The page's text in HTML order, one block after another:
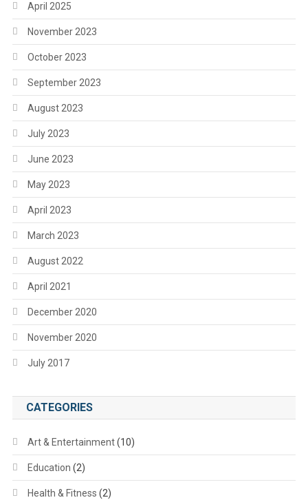
April 2025
November 2023
October 2023
September 2023
August 2023
July 2023
June 2023
May 2023
April 2023
March 2023
August 2022
April 2021
December 2020
November 2020
July 2017
CATEGORIES
Art & Entertainment(10)
Education (2)
Health & Fitness (2)